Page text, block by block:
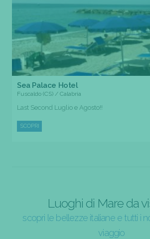
Sea Palace Hotel
Fuscaldo (CS) / Calabria
Last Second Luglio e Agosto!!
SCOPRI
Luoghi di Mare da
scopri le bellezze italiane e tutti i
viaggio